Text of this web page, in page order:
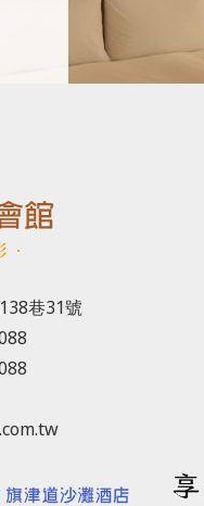
巷31號